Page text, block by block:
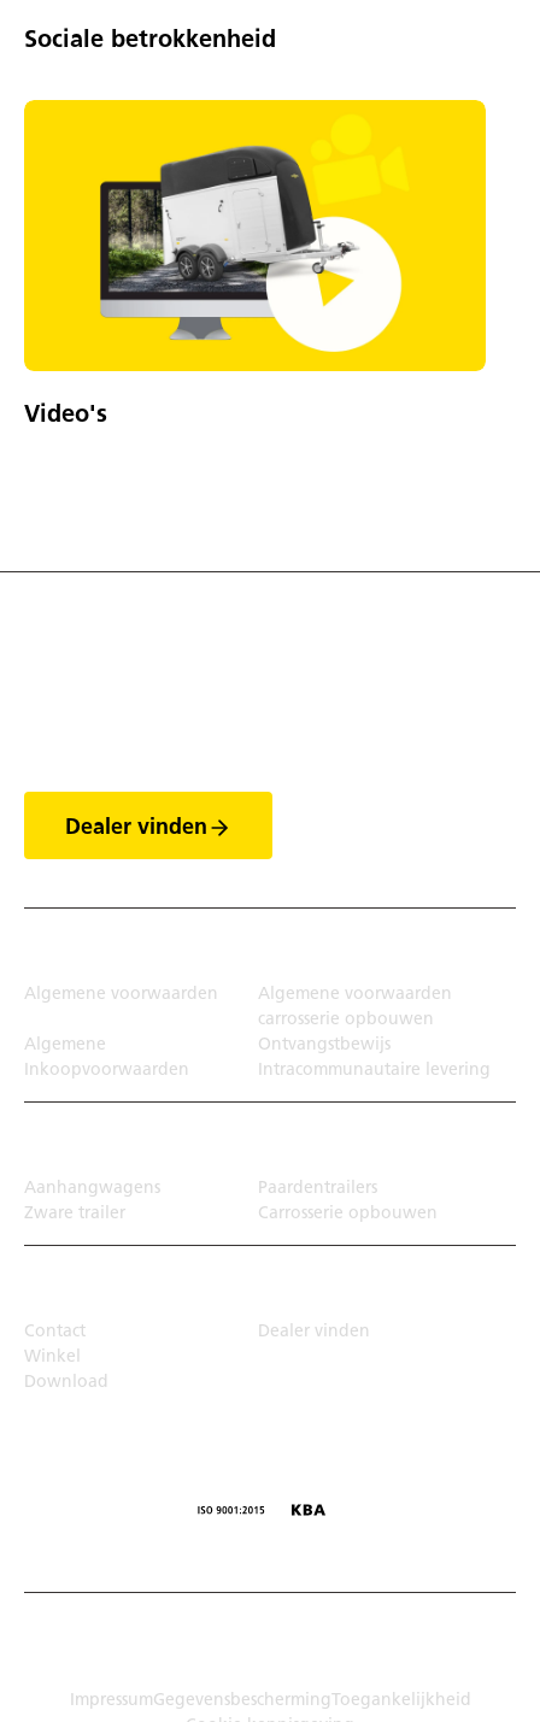
Sociale betrokkenheid
Video's
Dealer vinden
Algemene voorwaarden
Algemene voorwaarden
carrosserie opbouwen
Algemene
Inkoopvoorwaarden
Ontvangstbewijs
Intracommunautaire levering
Aanhangwagens
Paardentrailers
Zware trailer
Carrosserie opbouwen
Contact
Dealer vinden
Winkel
Download
ImpressumGegevensbeschermingToegankelijkheid